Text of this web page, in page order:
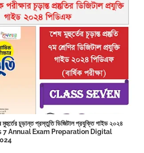
মুহুর্তের চূড়ান্ত প্রস্তুতি ডিজিটাল প্রযুক্তি গাইড ২০২৪
7 Annual Exam Preparation Digital